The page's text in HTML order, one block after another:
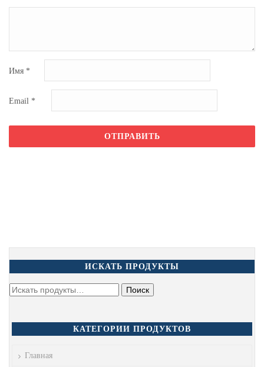
Имя *
Email *
ИСКАТЬ ПРОДУКТЫ
КАТЕГОРИИ ПРОДУКТОВ
Главная